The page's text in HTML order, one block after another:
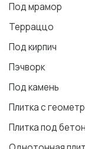
Под мрамор
Терраццо
Под кирпич
Пэчворк
Под камень
Плитка с
Плитка под